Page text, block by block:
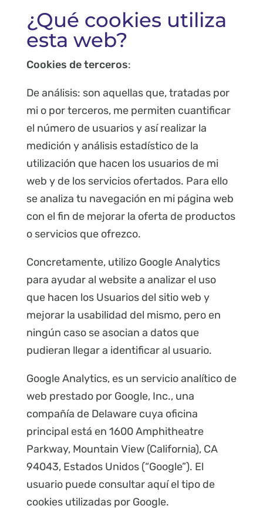
¿Qué cookies utiliza
esta web?
Cookies de terceros:
De análisis: son aquellas que, tratadas por
mi o por terceros, me permiten cuantificar
el número de usuarios y así realizar la
medición y análisis estadístico de la
utilización que hacen los usuarios de mi
web y de los servicios ofertados. Para ello
se analiza tu navegación en mi página web
con el fin de mejorar la oferta de productos
o servicios que ofrezco.
Concretamente, utilizo Google Analytics
para ayudar al website a analizar el uso
que hacen los Usuarios del sitio web y
mejorar la usabilidad del mismo, pero en
ningún caso se asocian a datos que
pudieran llegar a identificar al usuario.
Google Analytics, es un servicio analítico de
web prestado por Google, Inc., una
compañía de Delaware cuya oficina
principal está en 1600 Amphitheatre
Parkway, Mountain View (California), CA
94043, Estados Unidos (“Google”). El
usuario puede consultar aquí el tipo de
cookies utilizadas por Google.